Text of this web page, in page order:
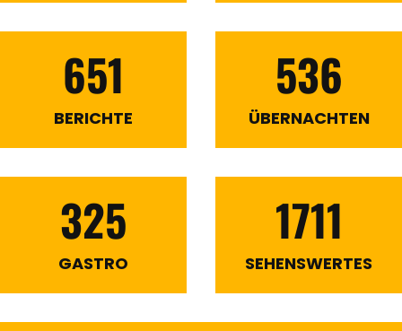
651
BERICHTE
536
ÜBERNACHTEN
325
GASTRO
1711
SEHENSWERTES